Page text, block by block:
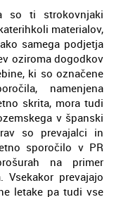
so ti strokovnjaki
materialov,
samega podjetja
oziroma dogodkov
ki so označene
namenjena
skrita, mora tudi
v španski
so prevajalci in
sporočilo v PR
na primer
Vsekakor prevajajo
letake pa tudi vse